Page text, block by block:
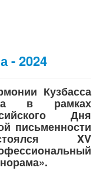
- 2024
Кузбасса
в рамках
Дня
письменности
XV